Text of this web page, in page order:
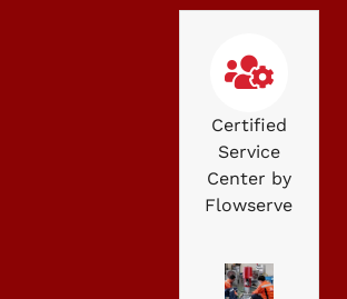
Certified
Service
Center by
Flowserve